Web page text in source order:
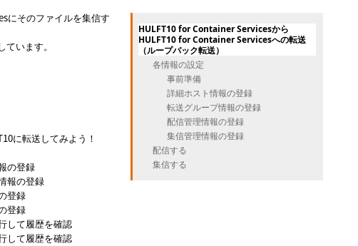
HULFT10 for Container Servicesから
HULFT10 for Container Servicesへの転送
（ループバック転送）
各情報の設定
事前準備
詳細ホスト情報の登録
転送グループ情報の登録
配信管理情報の登録
集信管理情報の登録
配信する
集信する
にそのファイルを集信す
います。
に転送してみよう！
の登録
報の登録
登録
登録
して履歴を確認
して履歴を確認